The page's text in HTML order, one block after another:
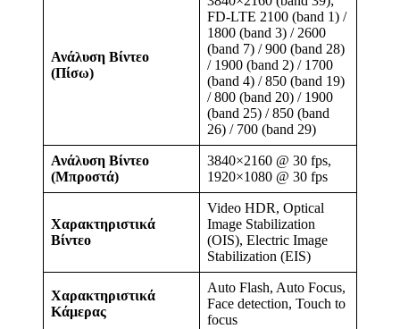
Ανάλυση Βίντεο
(Πίσω)
FD-LTE 2100 (band 1) /
1800 (band 3) / 2600
(band 7) / 900 (band 28)
/ 1900 (band 2) / 1700
(band 4) / 850 (band 19)
/ 800 (band 20) / 1900
(band 25) / 850 (band
26) / 700 (band 29)
Ανάλυση Βίντεο
(Μπροστά)
3840×2160 @ 30 fps,
1920×1080 @ 30 fps
Χαρακτηριστικά
Βίντεο
Video HDR, Optical
Image Stabilization
(OIS), Electric Image
Stabilization (EIS)
Χαρακτηριστικά
Κάμερας
Auto Flash, Auto Focus,
Face detection, Touch to
focus